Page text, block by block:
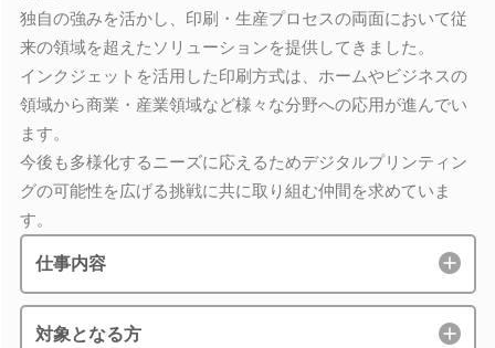
独自の強みを活かし、印刷・生産プロセスの両面において従
来の領域を超えたソリューションを提供してきました。
インクジェットを活用した印刷方式は、ホームやビジネスの
領域から商業・産業領域など様々な分野への応用が進んでい
ます。
今後も多様化するニーズに応えるためデジタルプリンティン
グの可能性を広げる挑戦に共に取り組む仲間を求めていま
す。
仕事内容
対象となる方